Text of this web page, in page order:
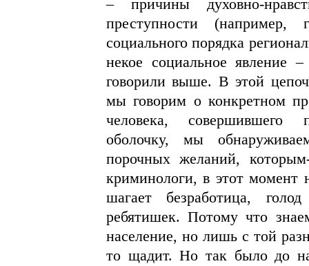
– причины духовно-
преступности
социального порядка
некое социальное
говорили выше. В этой
мы говорим о конкретном
человека, совершившего
оболочку, мы
порочных желаний,
криминологи, в этот момент
шагает безработица,
ребятишек. Потому что
население, но лишь с той
то щадит. Но так было до